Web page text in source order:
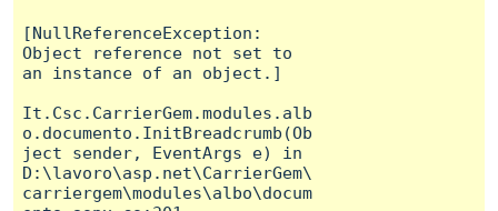
[NullReferenceException:
Object reference not set to
an instance of an object.]
It.Csc.CarrierGem.modules.alb
o.documento.InitBreadcrumb(Ob
ject sender, EventArgs e) in
D:\lavoro\asp.net\CarrierGem\
carriergem\modules\albo\docum